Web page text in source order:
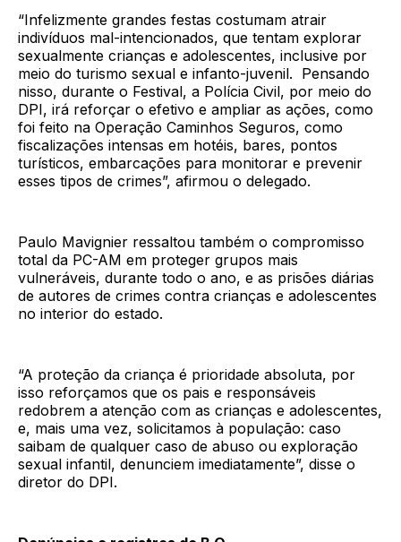
“Infelizmente grandes festas costumam atrair
indivíduos mal-intencionados, que tentam explorar
sexualmente crianças e adolescentes, inclusive por
meio do turismo sexual e infanto-juvenil. Pensando
nisso, durante o Festival, a Polícia Civil, por meio do
DPI, irá reforçar o efetivo e ampliar as ações, como
foi feito na Operação Caminhos Seguros, como
fiscalizações intensas em hotéis, bares, pontos
turísticos, embarcações para monitorar e prevenir
esses tipos de crimes”, afirmou o delegado.
Paulo Mavignier ressaltou também o compromisso
total da PC-AM em proteger grupos mais
vulneráveis, durante todo o ano, e as prisões diárias
de autores de crimes contra crianças e adolescentes
no interior do estado.
“A proteção da criança é prioridade absoluta, por
isso reforçamos que os pais e responsáveis
redobrem a atenção com as crianças e adolescentes,
e, mais uma vez, solicitamos à população: caso
saibam de qualquer caso de abuso ou exploração
sexual infantil, denunciem imediatamente”, disse o
diretor do DPI.